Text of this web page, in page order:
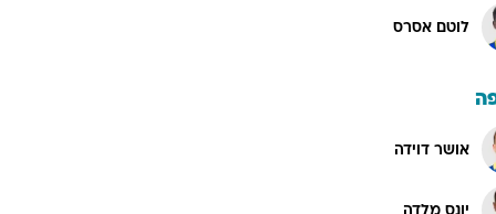
לוטם אסרס
אושר דוידה
יונס מלדה